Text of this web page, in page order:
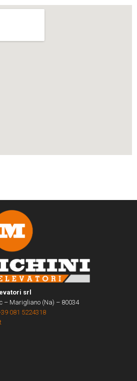
srl
– Marigliano (Na) – 80034
081 5224318